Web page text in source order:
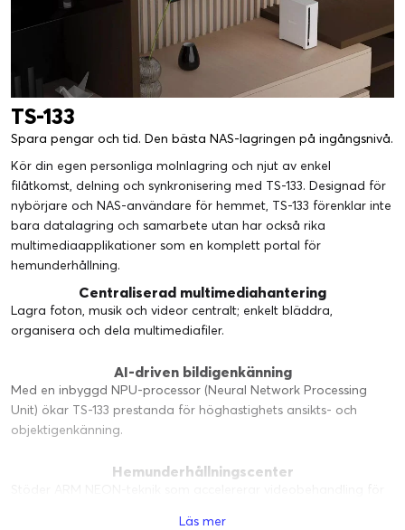
TS-133
Spara pengar och tid. Den bästa NAS-lagringen på ingångsnivå.
Kör din egen personliga molnlagring och njut av enkel
filåtkomst, delning och synkronisering med TS-133. Designad för
nybörjare och NAS-användare för hemmet, TS-133 förenklar inte
bara datalagring och samarbete utan har också rika
multimediaapplikationer som en komplett portal för
hemunderhållning.
Centraliserad multimediahantering
Lagra foton, musik och videor centralt; enkelt bläddra,
organisera och dela multimediafiler.
AI-driven bildigenkänning
Med en inbyggd NPU-processor (Neural Network Processing
Unit) ökar TS-133 prestanda för höghastighets ansikts- och
objektigenkänning.
Hemunderhållningscenter
Läs mer